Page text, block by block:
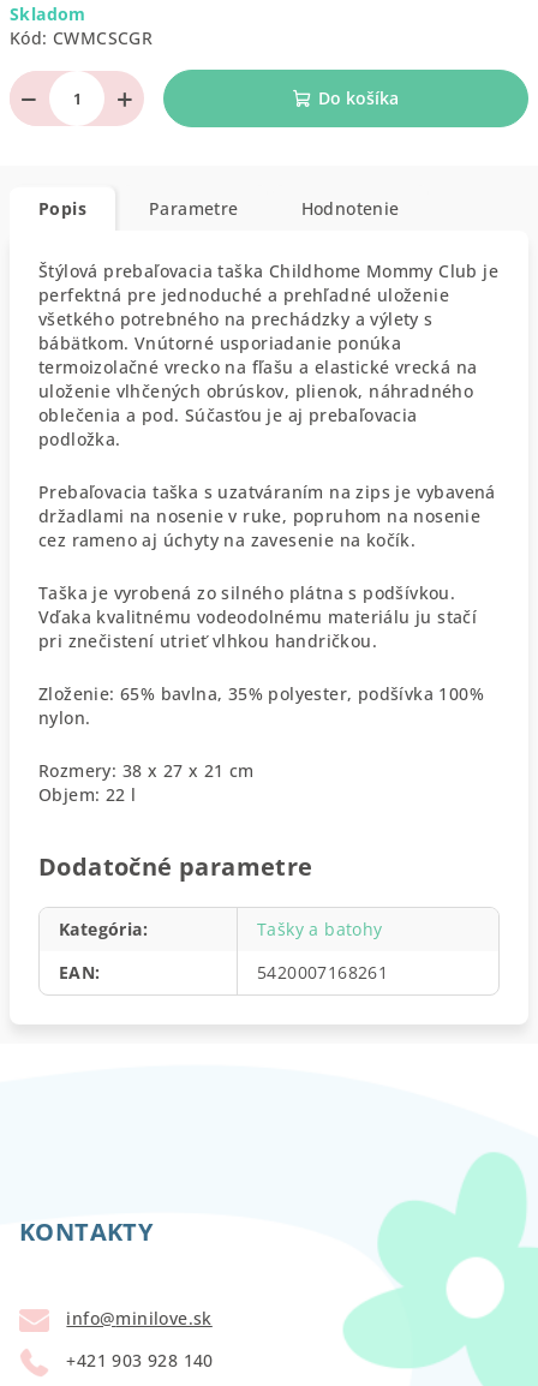
cena:
Skladom
Kód: CWMCSCGR
+
− Do košíka
Popis Parametre Hodnotenie
Štýlová prebaľovacia taška Childhome Mommy Club je
perfektná pre jednoduché a prehľadné uloženie
všetkého potrebného na prechádzky a výlety s
bábätkom. Vnútorné usporiadanie ponúka
termoizolačné vrecko na fľašu a elastické vrecká na
uloženie vlhčených obrúskov, plienok, náhradného
oblečenia a pod. Súčasťou je aj prebaľovacia
podložka.
Prebaľovacia taška s uzatváraním na zips je vybavená
držadlami na nosenie v ruke, popruhom na nosenie
cez rameno aj úchyty na zavesenie na kočík.
Taška je vyrobená zo silného plátna s podšívkou.
Vďaka kvalitnému vodeodolnému materiálu ju stačí
pri znečistení utrieť vlhkou handričkou.
Zloženie: 65% bavlna, 35% polyester, podšívka 100%
nylon.
Rozmery: 38 x 27 x 21 cm
Objem: 22 l
Dodatočné parametre
Kategória:
Tašky a batohy
EAN: 5420007168261
KONTAKTY
info@minilove.sk
+421 903 928 140